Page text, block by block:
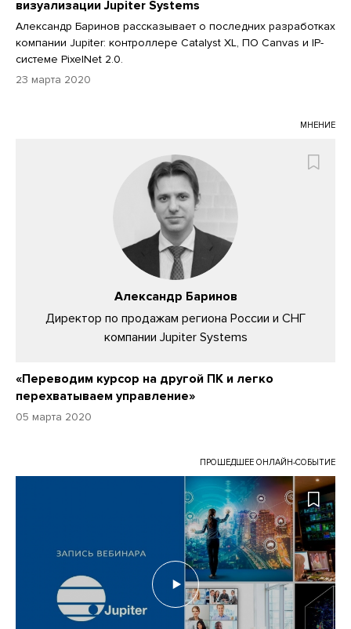
визуализации Jupiter Systems
Александр Баринов рассказывает о последних разработках
компании Jupiter: контроллере Catalyst XL, ПО Canvas и IP-
системе PixelNet 2.0.
23 марта 2020
МНЕНИЕ
Александр Баринов
Директор по продажам региона России и СНГ
компании Jupiter Systems
«Переводим курсор на другой ПК и легко
перехватываем управление»
05 марта 2020
ПРОШЕДШЕЕ ОНЛАЙН-СОБЫТИЕ